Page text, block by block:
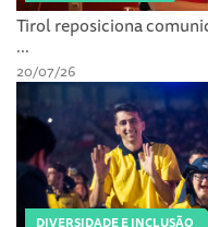
Tirol reposiciona
...
20/07/26